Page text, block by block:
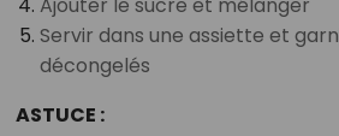
Ajouter le sucre et mélanger
Servir dans une assiette et
décongelés
ASTUCE :